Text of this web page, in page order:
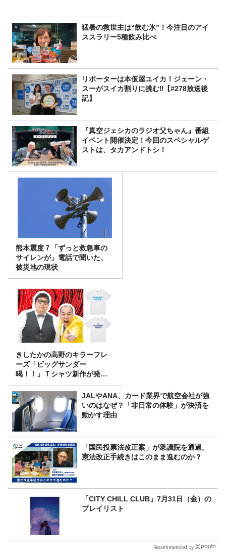
猛暑の救世主は“飲む氷”！今注目のアイ
ススラリー5種飲み比べ
リポーターは本仮屋ユイカ！ジェーン・
スーがスイカ割りに挑む‼【#278放送後
記】
『真空ジェシカのラジオ父ちゃん』番組
イベント開催決定！今回のスペシャルゲ
ストは、タカアンドトシ！
熊本震度７「ずっと救急車の
サイレンが」電話で聞いた、
被災地の現状
きしたかの高野のキラーフレ
ーズ「ビッグサンダー
喝！！」Ｔシャツ新作が発売
決定！
JALやANA、カード業界で航空会社が強
いのはなぜ？「非日常の体験」が決済を
動かす理由
「国民投票法改正案」が衆議院を通過。
憲法改正手続きはこのまま進むのか？
「CITY CHILL CLUB」7月31日（金）の
プレイリスト
Recommended by